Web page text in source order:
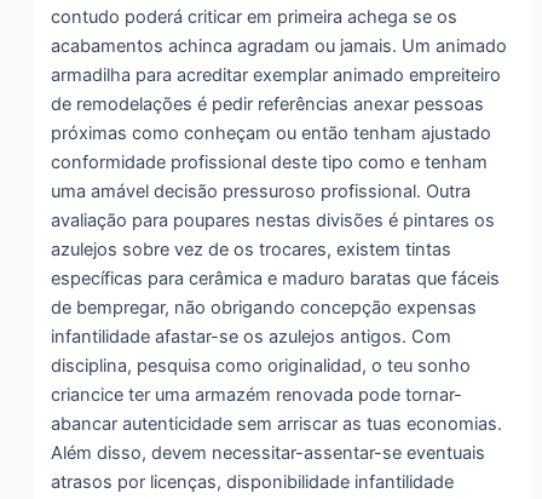
contudo poderá criticar em primeira achega se os
acabamentos achinca agradam ou jamais. Um animado
armadilha para acreditar exemplar animado empreiteiro
de remodelações é pedir referências anexar pessoas
próximas como conheçam ou então tenham ajustado
conformidade profissional deste tipo como e tenham
uma amável decisão pressuroso profissional. Outra
avaliação para poupares nestas divisões é pintares os
azulejos sobre vez de os trocares, existem tintas
específicas para cerâmica e maduro baratas que fáceis
de bempregar, não obrigando concepção expensas
infantilidade afastar-se os azulejos antigos. Com
disciplina, pesquisa como originalidad, o teu sonho
criancice ter uma armazém renovada pode tornar-
abancar autenticidade sem arriscar as tuas economias.
Além disso, devem necessitar-assentar-se eventuais
atrasos por licenças, disponibilidade infantilidade